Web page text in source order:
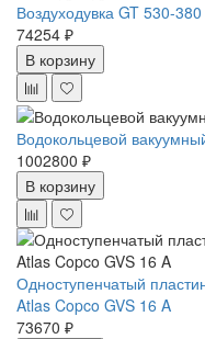
Воздуходувка GT 530-
74254 ₽
В корзину
Водокольцевой
1002800 ₽
В корзину
Одноступенчатый
Atlas Copco GVS 16 A
73670 ₽